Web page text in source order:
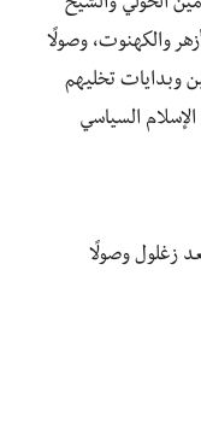
والكهنوت، وصولًا
وبدايات تخليهم
السياسي
زغلول وصولًا